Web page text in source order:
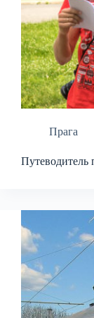
Прага
Путеводитель